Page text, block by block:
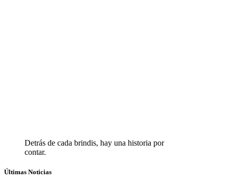
Detrás de cada brindis, hay una historia por
contar.
Últimas Noticias